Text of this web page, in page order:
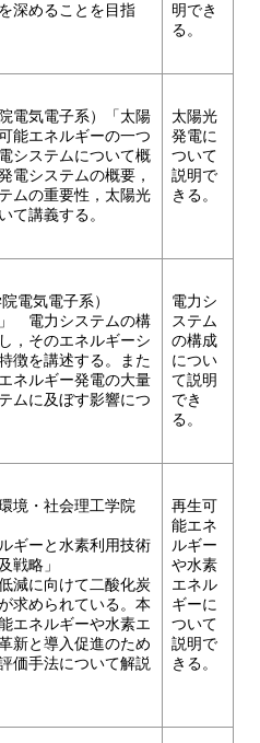
深めることを目指
明でき
る。
電気電子系）「太陽
能エネルギーの一つ
システムについて概
電システムの概要，
ムの重要性，太陽光
て講義する。
太陽光
発電に
ついて
説明で
きる。
院電気電子系）
」 電力システムの構
，そのエネルギーシ
徴を講述する。また
ネルギー発電の大量
ムに及ぼす影響につ
電力シ
ステム
の構成
につい
て説明
でき
る。
境・社会理工学院
ギーと水素利用技術
戦略」
減に向けて二酸化炭
求められている。本
エネルギーや水素エ
新と導入促進のため
価手法について解説
再生可
能エネ
ルギー
や水素
エネル
ギーに
ついて
説明で
きる。